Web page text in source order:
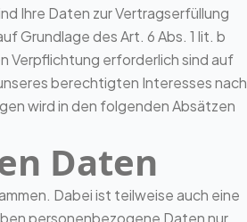
Ihre Daten zur Vertragserfüllung
Grundlage des Art. 6 Abs. 1 lit. b
Verpflichtung erforderlich sind auf
berechtigten Interesses nach
wird in den folgenden Absätzen
Daten
Dabei ist teilweise auch eine
personenbezogene Daten nur